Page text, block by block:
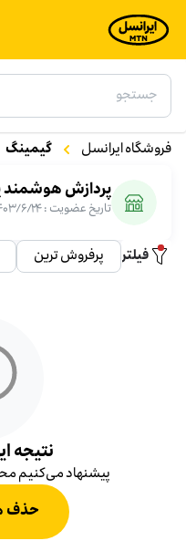
فروشگاه ایرانسل گیمینگ
پردازش هوشمند
تاریخ عضویت :۱۴۰۳/۶/
فیلتر پرفروش ترین
نتیجه
پیشنهاد می‌کنیم
حذف